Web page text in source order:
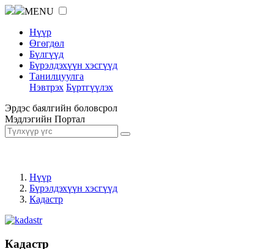
MENU
Нүүр
Өгөгдөл
Бүлгүүд
Бүрэлдэхүүн хэсгүүд
Танилцуулга
Нэвтрэх Бүртгүүлэх
Эрдэс баялгийн боловсрол
Мэдлэгийн Портал
Нүүр
Бүрэлдэхүүн хэсгүүд
Кадастр
Кадастр